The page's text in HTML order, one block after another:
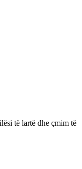
të lartë dhe çmim të